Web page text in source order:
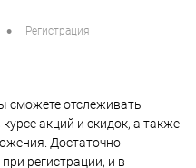
• Регистрация
сможете отслеживать
акций и скидок, а также
Достаточно
регистрации, и в